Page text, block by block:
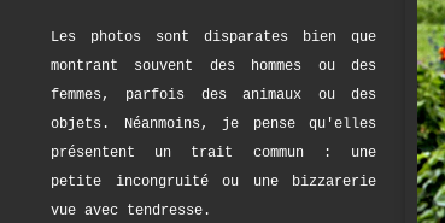
Les photos sont disparates bien que
montrant souvent des hommes ou des
femmes, parfois des animaux ou des
objets. Néanmoins, je pense qu'elles
présentent un trait commun : une
petite incongruité ou une bizzarerie
vue avec tendresse.